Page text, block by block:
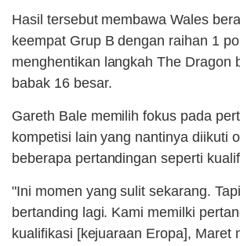
Hasil tersebut membawa Wales
keempat Grup B dengan raihan 1
menghentikan langkah The Dragon
babak 16 besar.
Gareth Bale memilih fokus pada
kompetisi lain yang nantinya diikuti
beberapa pertandingan seperti
"Ini momen yang sulit sekarang.
bertanding lagi. Kami memilki
kualifikasi [kejuaraan Eropa], Maret